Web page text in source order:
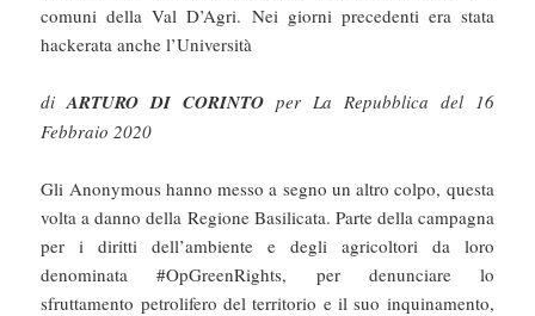
comuni della Val D’Agri. Nei giorni precedenti era stata
hackerata anche l’Università
diARTURO DI CORINTO per La Repubblica del 16
Febbraio 2020
Gli Anonymous hanno messo a segno un altro colpo, questa
volta a danno della Regione Basilicata. Parte della campagna
per i diritti dell’ambiente e degli agricoltori da loro
denominata #OpGreenRights, per denunciare lo
sfruttamento petrolifero del territorio e il suo inquinamento,